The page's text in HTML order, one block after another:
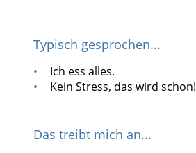
Typisch gesprochen...
Ich ess alles.
Kein Stress, das wird schon!
Das treibt mich an...